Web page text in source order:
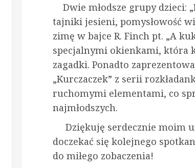
Dwie młodsze grupy dzieci:
tajniki jesieni, pomysłowość
zimę w bajce R. Finch pt. „A
specjalnymi okienkami, która
zagadki. Ponadto
„Kurczaczek” z serii
ruchomymi elementami, co
najmłodszych.
Dziękuję serdecznie moim
doczekać się kolejnego
do miłego zobaczenia!